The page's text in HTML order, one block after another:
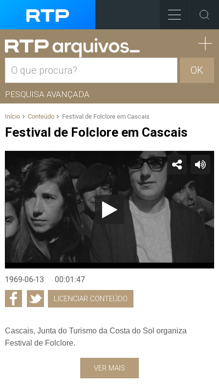
OK
PESQUISA AVANÇADA
Início Conteúdo Festival de Folclore em Cascais
Festival de Folclore em Cascais
1969-06-13 00:01:47
LICENCIAR CONTEÚDO
Cascais, Junta do Turismo da Costa do Sol organiza
Festival de Folclore.
VER MAIS